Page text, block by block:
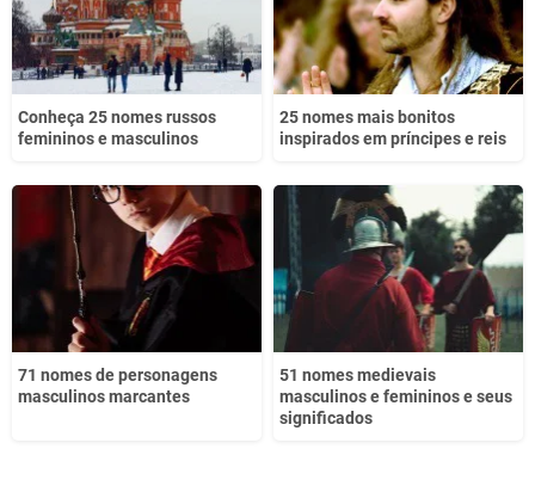
Conheça 25 nomes russos
femininos e masculinos
25 nomes mais bonitos
inspirados em príncipes e reis
71 nomes de personagens
masculinos marcantes
51 nomes medievais
masculinos e femininos e seus
significados